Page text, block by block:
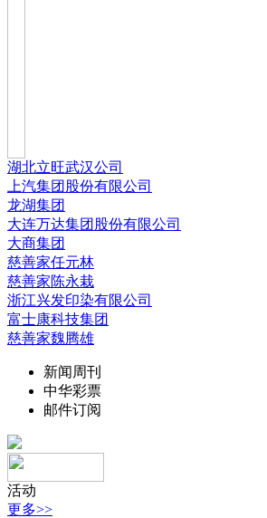
湖北立旺武汉公司
上汽集团股份有限公司
龙湖集团
大连万达集团股份有限公司
大商集团
慈善家任元林
慈善家陈永栽
浙江兴发印染有限公司
富士康科技集团
慈善家魏腾雄
新闻周刊
中华彩票
邮件订阅
活动
更多>>